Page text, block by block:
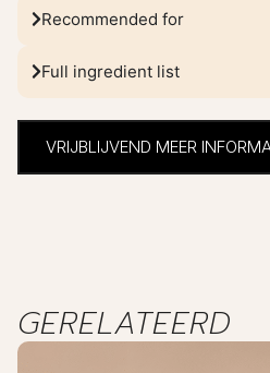
Recommended for
Full ingredient list
VRIJBLIJVEND MEER
GERELATEERD